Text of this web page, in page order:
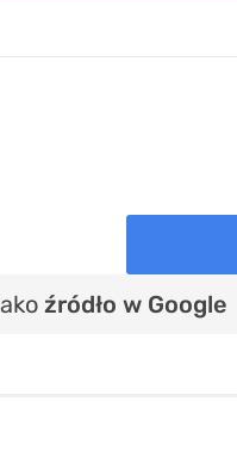
źródło w Google